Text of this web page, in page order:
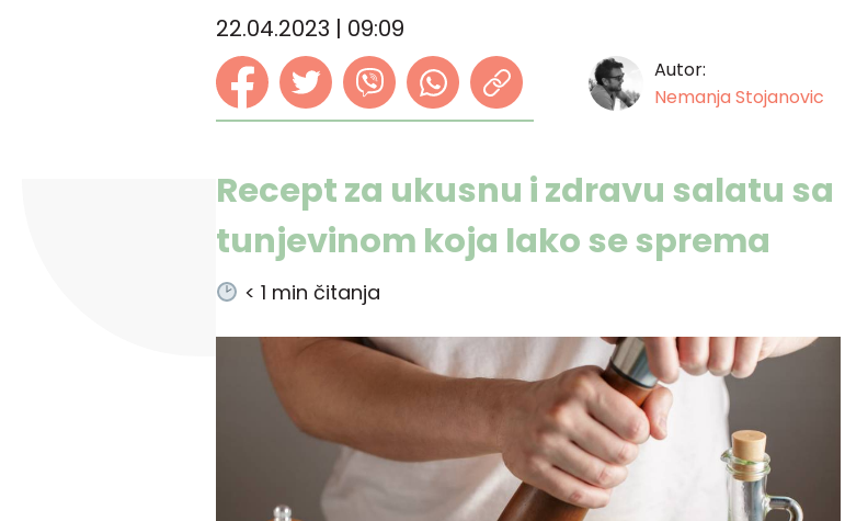
22.04.2023 | 09:09
Autor:
Nemanja Stojanovic
Recept za ukusnu i zdravu salatu sa
tunjevinom koja lako se sprema
< 1 min čitanja